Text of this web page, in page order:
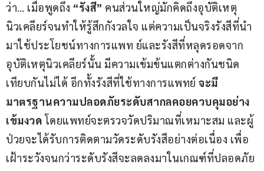
ว่า… เมื่อพูดถึง “รังสี” คนส่วนใหญ่มักคิดถึงอุบัติเหตุ
นิวเคลียร์จนทำให้รู้สึกกังวลใจ แต่ความเป็นจริงรังสีที่นำ
มาใช้ประโยชน์ทางการแพท ย์และรังสีที่หลุดรอดจาก
อุบัติเหตุนิวเคลียร์นั้น มีความเข้มข้นแตกต่างกันชนิด
เทียบกันไม่ได้ อีกทั้งรังสีที่ใช้ทางการแพทย์ จะมี
มาตรฐานความปลอดภัยระดับสากลคอยควบคุมอย่าง
เข้มงวด โดยแพทย์จะตรวจวัดปริมาณที่เหมาะสม และผู้
ป่วยจะได้รับการติดตามวัดระดับรังสีอย่างต่อเนื่อง เพื่อ
เฝ้าระวังจนกว่าระดับรังสีจะลดลงมาในเกณฑ์ที่ปลอดภัย